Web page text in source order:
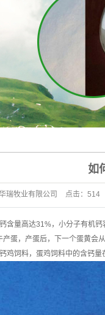
如
瑞牧业有限公司 点击： 514
含量高达31%，小分子有机钙
蛋，产蛋后，下一个蛋黄
鸡饲料，蛋鸡饲料中的含钙